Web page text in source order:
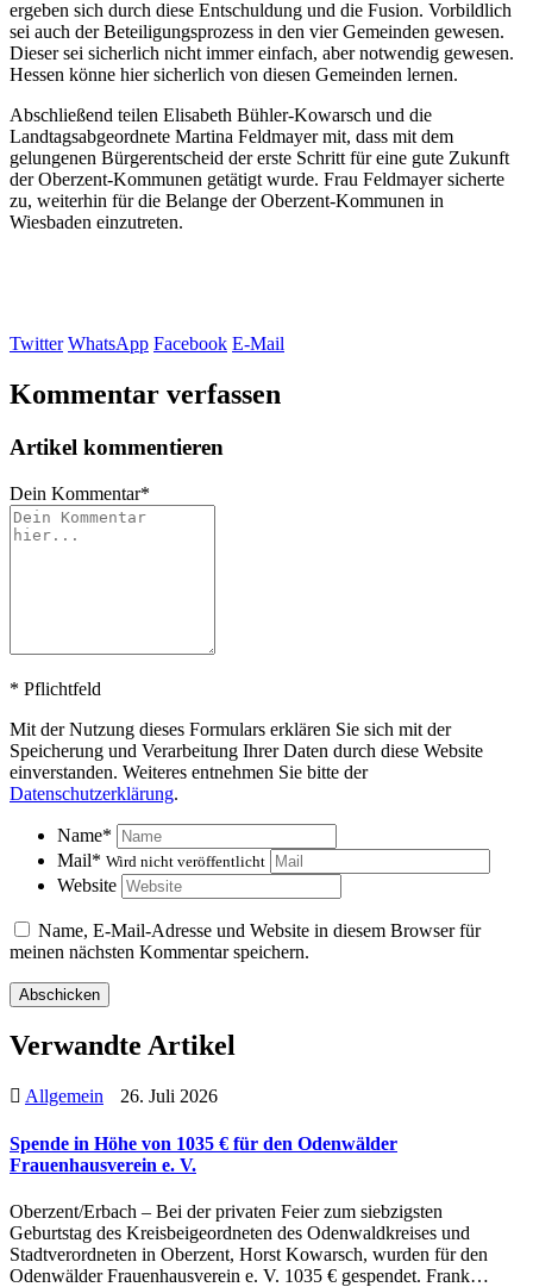
ergeben sich durch diese Entschuldung und die Fusion. Vorbildlich
sei auch der Beteiligungsprozess in den vier Gemeinden gewesen.
Dieser sei sicherlich nicht immer einfach, aber notwendig gewesen.
Hessen könne hier sicherlich von diesen Gemeinden lernen.
Abschließend teilen Elisabeth Bühler-Kowarsch und die
Landtagsabgeordnete Martina Feldmayer mit, dass mit dem
gelungenen Bürgerentscheid der erste Schritt für eine gute Zukunft
der Oberzent-Kommunen getätigt wurde. Frau Feldmayer sicherte
zu, weiterhin für die Belange der Oberzent-Kommunen in
Wiesbaden einzutreten.
Twitter WhatsApp Facebook E-Mail
Kommentar verfassen
Artikel kommentieren
Dein Kommentar*
* Pflichtfeld
Mit der Nutzung dieses Formulars erklären Sie sich mit der
Speicherung und Verarbeitung Ihrer Daten durch diese Website
einverstanden. Weiteres entnehmen Sie bitte der
Datenschutzerklärung.
Name*
Mail* Wird nicht veröffentlicht
Website
Name, E-Mail-Adresse und Website in diesem Browser für
meinen nächsten Kommentar speichern.
Verwandte Artikel
Allgemein 26. Juli 2026
Spende in Höhe von 1035 € für den Odenwälder
Frauenhausverein e. V.
Oberzent/Erbach – Bei der privaten Feier zum siebzigsten
Geburtstag des Kreisbeigeordneten des Odenwaldkreises und
Stadtverordneten in Oberzent, Horst Kowarsch, wurden für den
Odenwälder Frauenhausverein e. V. 1035 € gespendet. Frank…